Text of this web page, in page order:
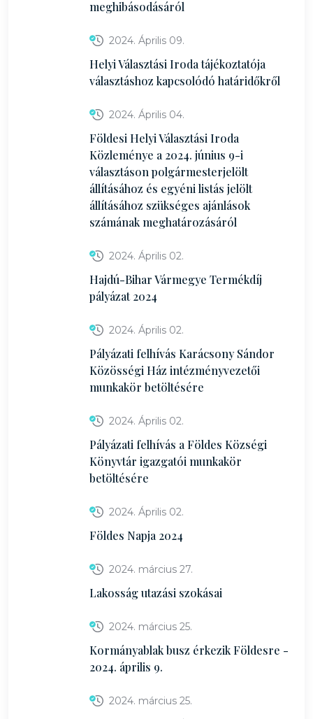
meghibásodásáról
2024. Április 09.
Helyi Választási Iroda tájékoztatója
választáshoz kapcsolódó határidőkről
2024. Április 04.
Földesi Helyi Választási Iroda
Közleménye a 2024. június 9-i
választáson polgármesterjelölt
állításához és egyéni listás jelölt
állításához szükséges ajánlások
számának meghatározásáról
2024. Április 02.
Hajdú-Bihar Vármegye Termékdíj
pályázat 2024
2024. Április 02.
Pályázati felhívás Karácsony Sándor
Közösségi Ház intézményvezetői
munkakör betöltésére
2024. Április 02.
Pályázati felhívás a Földes Községi
Könyvtár igazgatói munkakör
betöltésére
2024. Április 02.
Földes Napja 2024
2024. március 27.
Lakosság utazási szokásai
2024. március 25.
Kormányablak busz érkezik Földesre -
2024. április 9.
2024. március 25.